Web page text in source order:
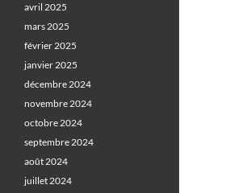
avril 2025
mars 2025
février 2025
janvier 2025
décembre 2024
novembre 2024
octobre 2024
septembre 2024
août 2024
juillet 2024